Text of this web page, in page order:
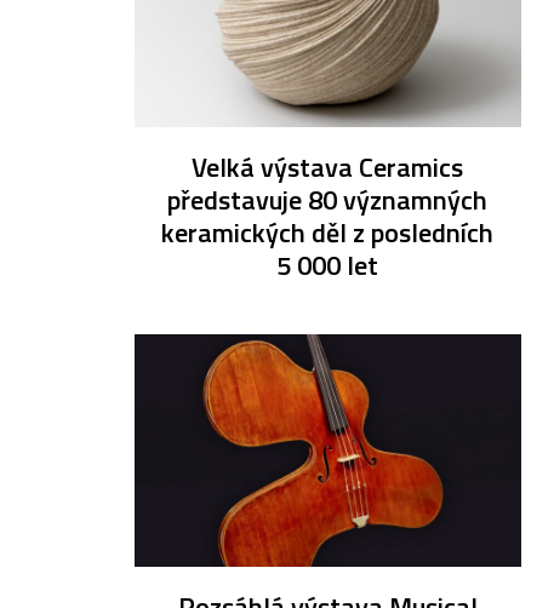
Velká výstava Ceramics
představuje 80 významných
keramických děl z posledních
5 000 let